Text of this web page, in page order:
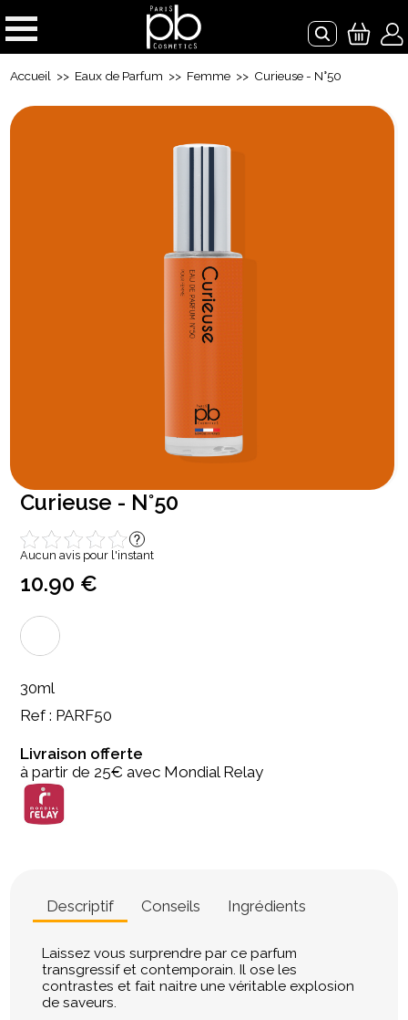
Accueil >> Eaux de Parfum >> Femme >> Curieuse - N°50
Curieuse - N°50
Aucun avis pour l'instant
10.90 €
30ml
Ref : PARF50
Livraison offerte
à partir de 25€ avec Mondial Relay
Descriptif Conseils Ingrédients
Laissez vous surprendre par ce parfum
transgressif et contemporain. Il ose les
contrastes et fait naitre une véritable explosion
de saveurs.